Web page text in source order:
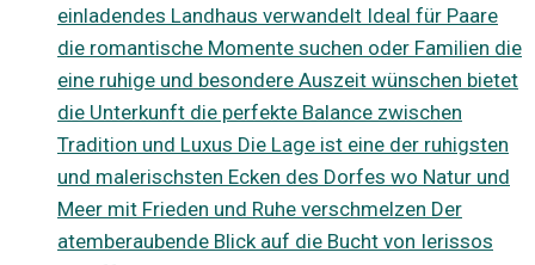
einladendes Landhaus verwandelt Ideal für Paare
die romantische Momente suchen oder Familien die
eine ruhige und besondere Auszeit wünschen bietet
die Unterkunft die perfekte Balance zwischen
Tradition und Luxus Die Lage ist eine der ruhigsten
und malerischsten Ecken des Dorfes wo Natur und
Meer mit Frieden und Ruhe verschmelzen Der
atemberaubende Blick auf die Bucht von Ierissos